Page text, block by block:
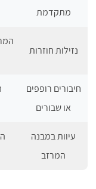
מתקדמת
נזילות חוזרות
חיבורים רופפים
או שבורים
עיוות במבנה
המרזב